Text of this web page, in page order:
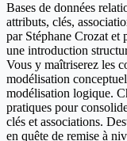
Bases de données
attributs, clés,
par Stéphane Crozat
une introduction
Vous y maîtriserez les
modélisation
modélisation logique.
pratiques pour
clés et associations.
en quête de remise à